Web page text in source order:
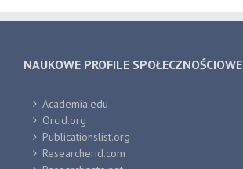
NAUKOWE PROFILE SPOŁECZNOŚCIOWE
Academia.edu
Orcid.org
Publicationslist.org
Researcherid.com